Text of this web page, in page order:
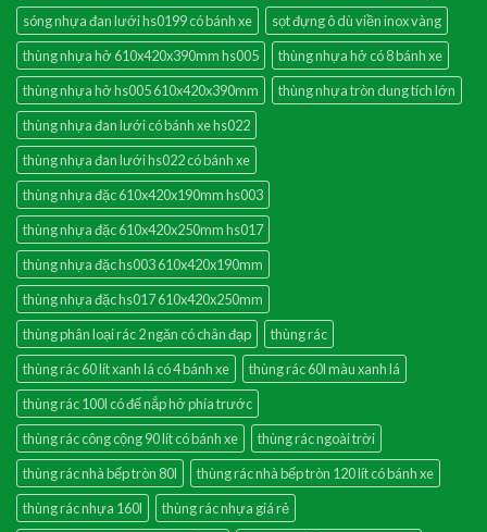
sóng nhựa đan lưới hs0199 có bánh xe
sọt đựng ô dù viền inox vàng
thùng nhựa hở 610x420x390mm hs005
thùng nhựa hở có 8 bánh xe
thùng nhựa hở hs005 610x420x390mm
thùng nhựa tròn dung tích lớn
thùng nhựa đan lưới có bánh xe hs022
thùng nhựa đan lưới hs022 có bánh xe
thùng nhựa đặc 610x420x190mm hs003
thùng nhựa đặc 610x420x250mm hs017
thùng nhựa đặc hs003 610x420x190mm
thùng nhựa đặc hs017 610x420x250mm
thùng phân loại rác 2 ngăn có chân đạp
thùng rác
thùng rác 60 lít xanh lá có 4 bánh xe
thùng rác 60l màu xanh lá
thùng rác 100l có đế nắp hở phía trước
thùng rác công cộng 90 lít có bánh xe
thùng rác ngoài trời
thùng rác nhà bếp tròn 80l
thùng rác nhà bếp tròn 120 lít có bánh xe
thùng rác nhựa 160l
thùng rác nhựa giá rẻ